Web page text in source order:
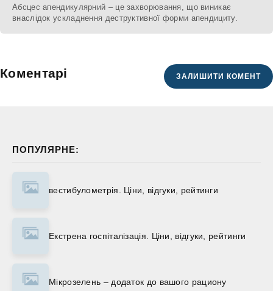
ПОПУЛЯРНЕ:
вестибулометрія. Ціни, відгуки, рейтинги
Екстрена госпіталізація. Ціни, відгуки, рейтинги
Мікрозелень – додаток до вашого рациону
Абсцес апендикулярний – це захворювання, що виникає
внаслідок ускладнення деструктивної форми апендициту.
Коментарі ЗАЛИШИТИ КОМЕНТ